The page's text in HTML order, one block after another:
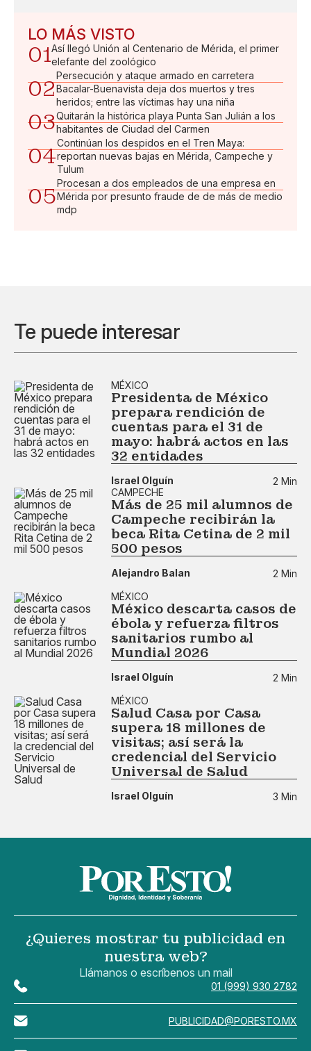
LO MÁS VISTO
01Así llegó Unión al Centenario de Mérida, el primer
elefante del zoológico
02
Persecución y ataque armado en carretera
Bacalar-Buenavista deja dos muertos y tres
heridos; entre las víctimas hay una niña
03Quitarán la histórica playa Punta San Julián a los
habitantes de Ciudad del Carmen
04
Continúan los despidos en el Tren Maya:
reportan nuevas bajas en Mérida, Campeche y
Tulum
05
Procesan a dos empleados de una empresa en
Mérida por presunto fraude de de más de medio
mdp
Te puede interesar
MÉXICO
Presidenta de México
prepara rendición de
cuentas para el 31 de
mayo: habrá actos en las
32 entidades
Israel Olguín
2 Min
CAMPECHE
Más de 25 mil alumnos de
Campeche recibirán la
beca Rita Cetina de 2 mil
500 pesos
Alejandro Balan
2 Min
MÉXICO
México descarta casos de
ébola y refuerza filtros
sanitarios rumbo al
Mundial 2026
Israel Olguín
2 Min
MÉXICO
Salud Casa por Casa
supera 18 millones de
visitas; así será la
credencial del Servicio
Universal de Salud
Israel Olguín 3 Min
¿Quieres mostrar tu publicidad en
nuestra web?
Llámanos o escríbenos un mail
01 (999) 930 2782
PUBLICIDAD@PORESTO.MX